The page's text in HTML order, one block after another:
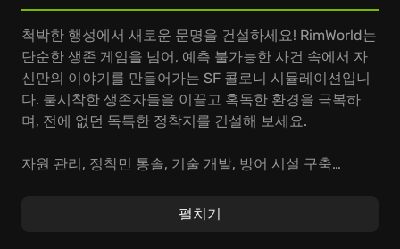
척박한 행성에서 새로운 문명을 건설하세요! RimWorld는
단순한 생존 게임을 넘어, 예측 불가능한 사건 속에서 자
신만의 이야기를 만들어가는 SF 콜로니 시뮬레이션입니
다. 불시착한 생존자들을 이끌고 혹독한 환경을 극복하
며, 전에 없던 독특한 정착지를 건설해 보세요.
자원 관리, 정착민 통솔, 기술 개발, 방어 시설 구축…
량 부족, 질병, 정신 질환, 맹수, 해적 등 다양한 위협에 맞
펼치기